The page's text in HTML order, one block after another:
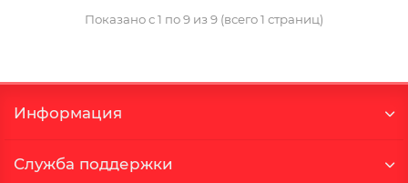
Показано с 1 по 9 из 9 (всего 1 страниц)
Информация
Служба поддержки